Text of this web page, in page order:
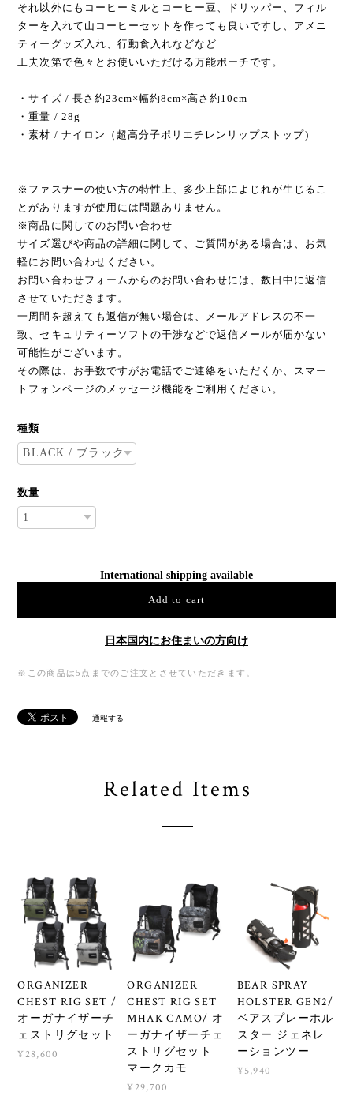
それ以外にもコーヒーミルとコーヒー豆、ドリッパー、フィル
ターを入れて山コーヒーセットを作っても良いですし、アメニ
ティーグッズ入れ、行動食入れなどなど
工夫次第で色々とお使いいただける万能ポーチです。
・サイズ / 長さ約23cm×幅約8cm×高さ約10cm
・重量 / 28g
・素材 / ナイロン（超高分子ポリエチレンリップストップ)
※ファスナーの使い方の特性上、多少上部によじれが生じるこ
とがありますが使用には問題ありません。
※商品に関してのお問い合わせ
サイズ選びや商品の詳細に関して、ご質問がある場合は、お気
軽にお問い合わせください。
お問い合わせフォームからのお問い合わせには、数日中に返信
させていただきます。
一周間を超えても返信が無い場合は、メールアドレスの不一
致、セキュリティーソフトの干渉などで返信メールが届かない
可能性がございます。
その際は、お手数ですがお電話でご連絡をいただくか、スマー
トフォンページのメッセージ機能をご利用ください。
種類
数量
International shipping available
Add to cart
日本国内にお住まいの方向け
※この商品は5点までのご注文とさせていただきます。
通報する
Related Items
ORGANIZER
CHEST RIG SET /
オーガナイザーチ
ェストリグセット
¥28,600
ORGANIZER
CHEST RIG SET
MHAK CAMO/ オ
ーガナイザーチェ
ストリグセット
マークカモ
¥29,700
BEAR SPRAY
HOLSTER GEN2/
ベアスプレーホル
スター ジェネレ
ーションツー
¥5,940